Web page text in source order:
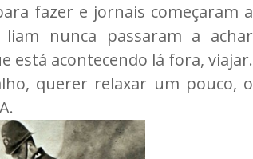
fazer e jornais começaram a
nunca passaram a achar
está acontecendo lá fora, viajar.
querer relaxar um pouco, o